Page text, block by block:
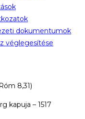
dokumentumok
véglegesítése
8,31)